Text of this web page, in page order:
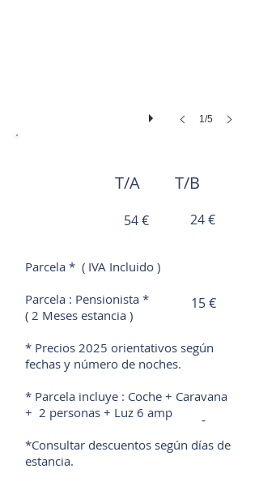
1/5
T/B
T/A
54 € 24 €
Parcela * ( IVA Incluido )
Parcela : Pensionista *
( 2 Meses estancia )
* Precios 2025 orientativos según
fechas y número de noches.
* Parcela incluye : Coche + Caravana
+ 2 personas + Luz 6 amp
*Consultar descuentos según días de
estancia.
15 €
-